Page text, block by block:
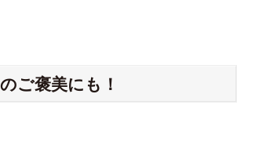
ご褒美にも！